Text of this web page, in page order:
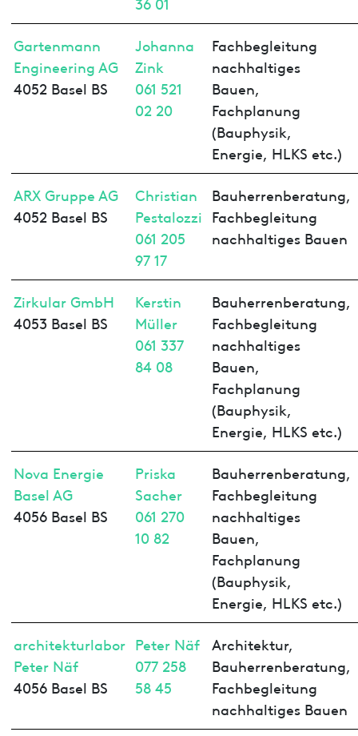
Gartenmann
Engineering AG
4052 Basel BS
Johanna
Zink
061 521
02 20
Fachbegleitung
nachhaltiges
Bauen,
Fachplanung
(Bauphysik,
Energie, HLKS etc.)
ARX Gruppe AG
4052 Basel BS
Christian
Pestalozzi
061 205
97 17
Bauherrenberatung,
Fachbegleitung
nachhaltiges Bauen
Zirkular GmbH
4053 Basel BS
Kerstin
Müller
061 337
84 08
Bauherrenberatung,
Fachbegleitung
nachhaltiges
Bauen,
Fachplanung
(Bauphysik,
Energie, HLKS etc.)
Nova Energie
Basel AG
4056 Basel BS
Priska
Sacher
061 270
10 82
Bauherrenberatung,
Fachbegleitung
nachhaltiges
Bauen,
Fachplanung
(Bauphysik,
Energie, HLKS etc.)
architekturlabor
Peter Näf
4056 Basel BS
Peter Näf
077 258
58 45
Architektur,
Bauherrenberatung,
Fachbegleitung
nachhaltiges Bauen